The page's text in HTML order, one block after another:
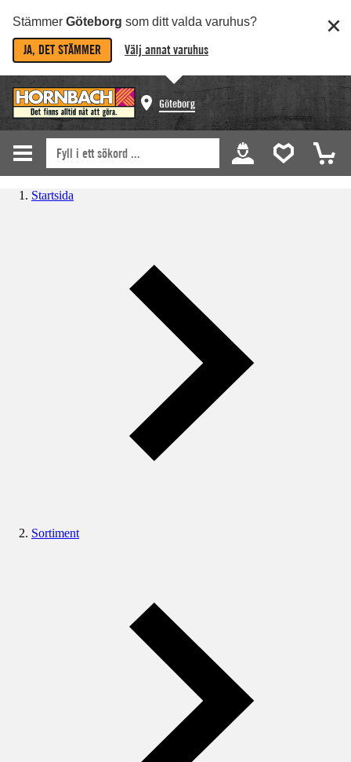
Stämmer Göteborg som ditt valda varuhus?
JA, DET STÄMMER Välj annat varuhus
Göteborg
Startsida
Sortiment